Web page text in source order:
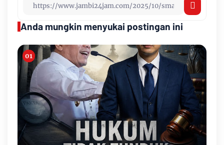
Anda mungkin menyukai postingan ini